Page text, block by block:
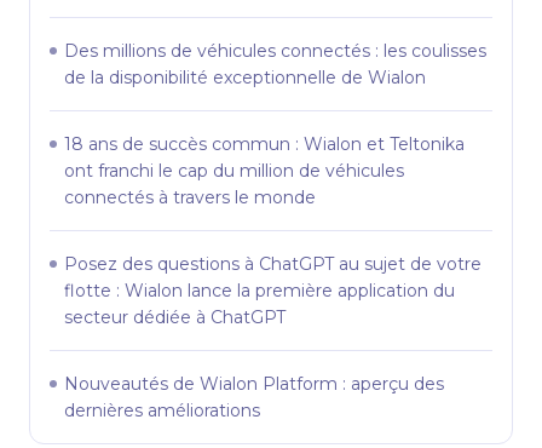
Des millions de véhicules connectés : les coulisses
de la disponibilité exceptionnelle de Wialon
18 ans de succès commun : Wialon et Teltonika
ont franchi le cap du million de véhicules
connectés à travers le monde
Posez des questions à ChatGPT au sujet de votre
flotte : Wialon lance la première application du
secteur dédiée à ChatGPT
Nouveautés de Wialon Platform : aperçu des
dernières améliorations